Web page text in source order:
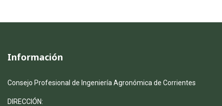
Información
Consejo Profesional de Ingeniería Agronómica de Corrientes
DIRECCIÓN: